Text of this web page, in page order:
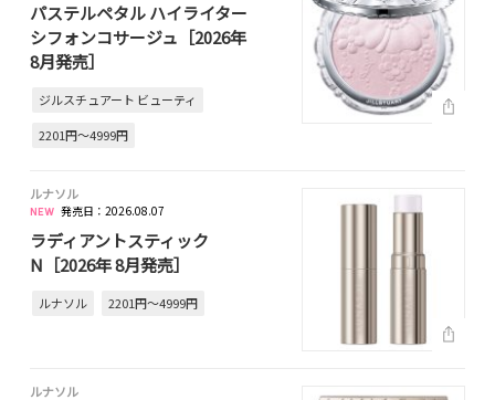
パステルペタル ハイライター
シフォンコサージュ［2026年
8月発売］
ジルスチュアート ビューティ
2201円～4999円
ルナソル
発売日：2026.08.07
ラディアントスティック
N［2026年 8月発売］
ルナソル 2201円～4999円
ルナソル